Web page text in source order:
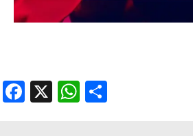
Facebook
X WhatsApp